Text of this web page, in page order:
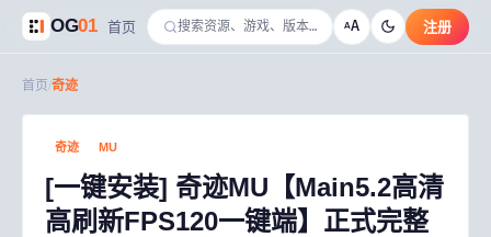
OG01 首页 AA 注册
首页 奇迹
奇迹 MU
[一键安装] 奇迹MU【Main5.2高清
高刷新FPS120一键端】正式完整